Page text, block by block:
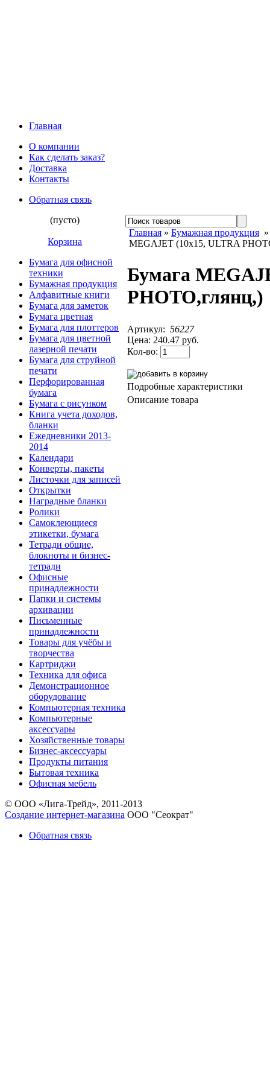
Главная
О компании
Как сделать заказ?
Доставка
Контакты
Обратная связь
(пусто)
Корзина
Бумага для офисной
техники
Бумажная продукция
Алфавитные книги
Бумага для заметок
Бумага цветная
Бумага для плоттеров
Бумага для цветной
лазерной печати
Бумага для струйной
печати
Перфорированная
бумага
Бумага с рисунком
Книга учета доходов,
бланки
Ежедневники 2013-
2014
Календари
Конверты, пакеты
Листочки для записей
Открытки
Наградные бланки
Ролики
Cамоклеющиеся
этикетки, бумага
Тетради общие,
блокноты и бизнес-
тетради
Офисные
принадлежности
Папки и системы
архивации
Письменные
принадлежности
Товары для учёбы и
творчества
Картриджи
Техника для офиса
Демонстрационное
оборудование
Компьютерная техника
Компьютерные
аксессуары
Хозяйственные товары
Бизнес-аксессуары
Продукты питания
Бытовая техника
Офисная мебель
Главная » Бумажная продукция
MEGAJET (10х15, ULTRA
Бумага
PHOTO,глянц,)
Артикул: 56227
Цена: 240.47 руб.
Кол-во:
Подробные характеристики
Описание товара
© ООО «Лига-Трейд», 2011-2013
Создание интернет-магазина ООО "Сеократ"
Обратная связь